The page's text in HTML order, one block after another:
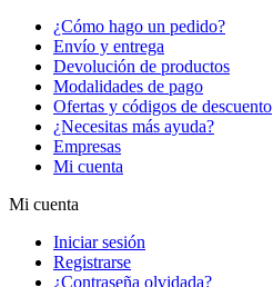
¿Cómo hago un pedido?
Envío y entrega
Devolución de productos
Modalidades de pago
Ofertas y códigos de descuento
¿Necesitas más ayuda?
Empresas
Mi cuenta
Mi cuenta
Iniciar sesión
Registrarse
¿Contraseña olvidada?